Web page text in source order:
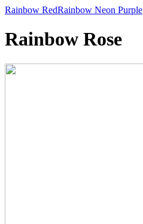
Rainbow RedRainbow Neon Purple
Rainbow Rose